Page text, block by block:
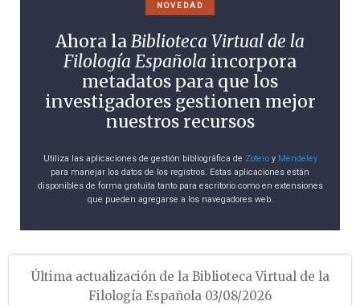
NOVEDAD
Ahora laBiblioteca Virtual de la
Filología Española incorpora
metadatos para que los
investigadores gestionen mejor
nuestros recursos
Utiliza las aplicaciones de gestión bibliográfica de Zoteroy Mendeley
para manejar los datos de los registros. Estas aplicaciones están
disponibles de forma gratuita tanto para escritorio como en extensiones
que pueden agregarse a los navegadores web.
Última actualización de la Biblioteca Virtual de la
Filología Española 03/08/2026